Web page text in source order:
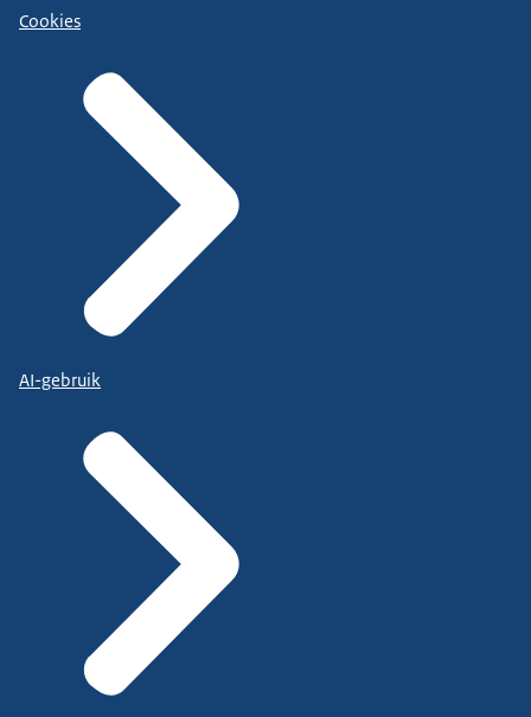
Cookies
AI-gebruik